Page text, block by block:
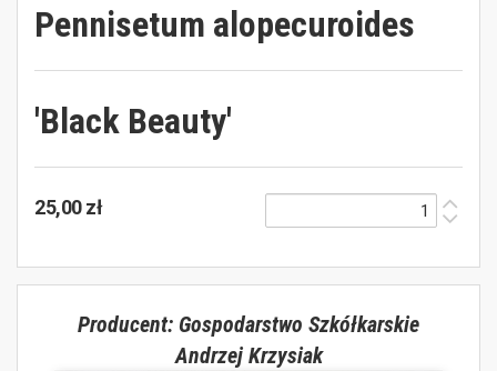
Pennisetum alopecuroides
'Black Beauty'
25,00 zł
Producent: Gospodarstwo Szkółkarskie
Andrzej Krzysiak